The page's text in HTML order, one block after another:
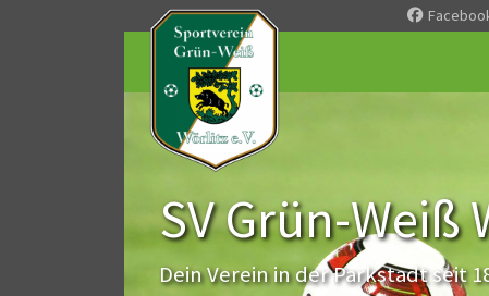
SV Grün-Weiß
Dein Verein in der Parkstadt seit